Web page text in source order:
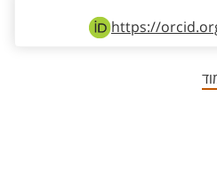
https://